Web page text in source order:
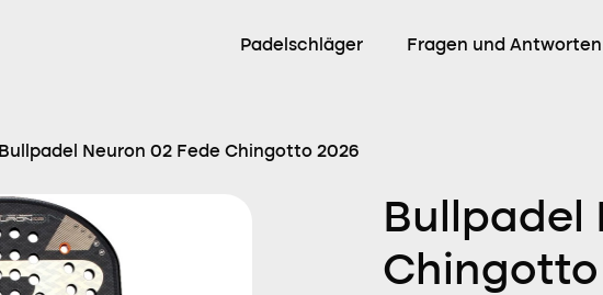
Padelschläger Fragen und Antworten
Bullpadel Neuron 02 Fede Chingotto 2026
Bullpadel
Chingotto